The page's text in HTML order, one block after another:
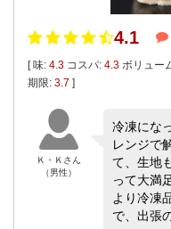
4.1
[ 味: 4.3 コスパ: 4.3 ボリュー
期限: 3.7 ]
Ｋ・Ｋさん
（男性）
冷凍にな
レンジで
て、生地
って大満
より冷凍
で、出張